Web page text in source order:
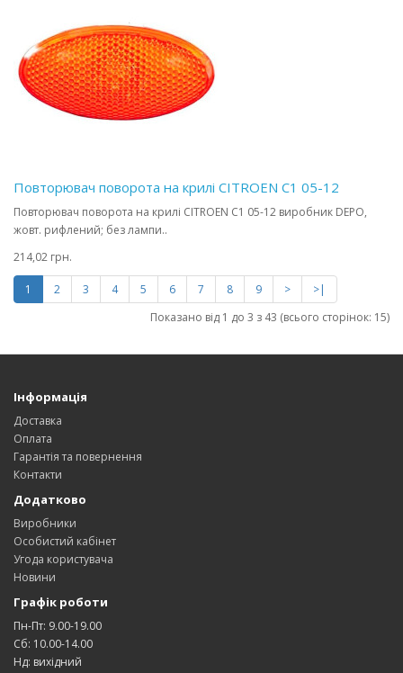
Повторювач поворота на крилі CITROEN C1 05-12
Повторювач поворота на крилі CITROEN C1 05-12 виробник DEPO,
жовт. рифлений; без лампи..
214,02 грн.
1 2 3 4 5 6 7 8 9 >
>|
Показано від 1 до 3 з 43 (всього сторінок: 15)
Інформація
Доставка
Оплата
Гарантія та повернення
Контакти
Додатково
Виробники
Особистий кабінет
Угода користувача
Новини
Графік роботи
Пн-Пт: 9.00-19.00
Сб: 10.00-14.00
Нд: вихідний